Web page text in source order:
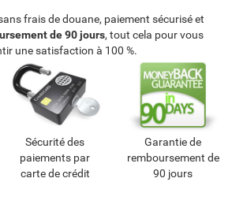
frais de douane, paiement sécurisé et
de 90 jours, tout cela pour vous
une satisfaction à 100 %.
Sécurité des
paiements par
carte de crédit
Garantie de
remboursement de
90 jours